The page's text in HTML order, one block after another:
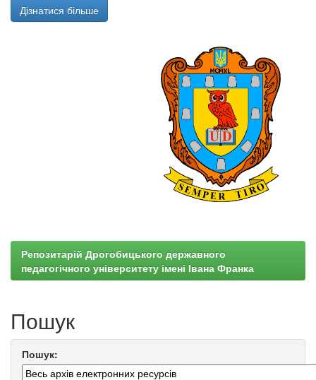
Дізнатися більше
Репозитарій Дрогобицького державного
педагогічного університету імені Івана Франка
Пошук
Пошук: